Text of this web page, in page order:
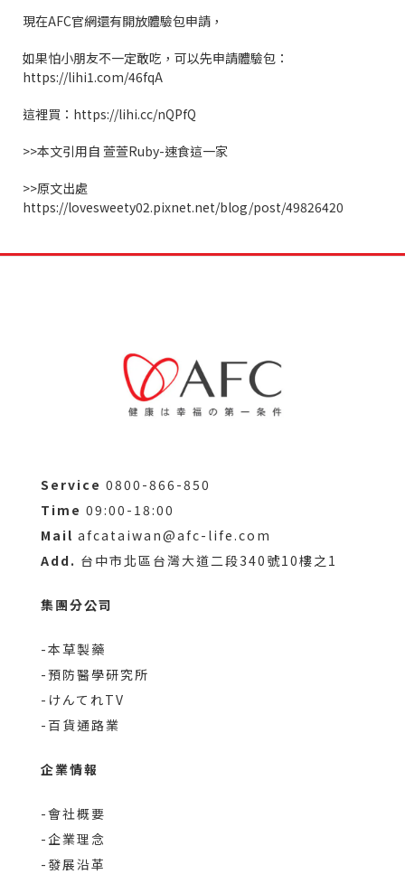
現在AFC官網還有開放體驗包申請，
如果怕小朋友不一定敢吃，可以先申請體驗包：
https://lihi1.com/46fqA
這裡買： https://lihi.cc/nQPfQ
>>本文引用自 萱萱Ruby-速食這一家
>>原文出處
https://lovesweety02.pixnet.net/blog/post/49826420
Service 0800-866-850
Time 09:00-18:00
Mail afcataiwan@afc-life.com
Add. 台中市北區台灣大道二段340號10樓之1
集團分公司
-本草製藥
-預防醫學研究所
-けんてれTV
-百貨通路業
企業情報
-會社概要
-企業理念
-發展沿革